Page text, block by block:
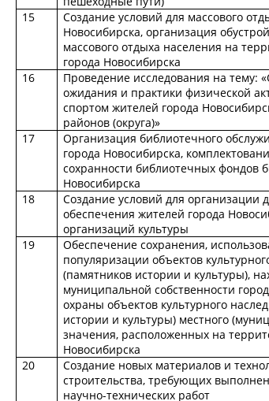
15
Создание условий для массового
Новосибирска, организация
массового отдыха населения на
города Новосибирска
16
Проведение исследования на тему:
ожидания и практики физической
спортом жителей города
районов (округа)»
17
Организация библиотечного
города Новосибирска,
сохранности библиотечных фондов
Новосибирска
18
Создание условий для организации
обеспечения жителей города
организаций культуры
19
Обеспечение сохранения,
популяризации объектов
(памятников истории и культуры),
муниципальной собственности
охраны объектов культурного
истории и культуры) местного
значения, расположенных на
Новосибирска
20
Создание новых материалов и
строительства, требующих
научно-технических работ